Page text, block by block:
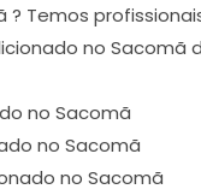
Temos
no Sacomã
no Sacomã
no Sacomã
no Sacomã